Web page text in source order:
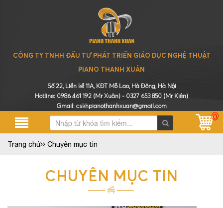
CÔNG TY TNHH ĐẦU TƯ PHÁT TRIỂN GIÁO DỤC NGHỆ THUẬT
PIANO THANH XUÂN
Số 22, Liền kề 11A, KĐT Mỗ Lao, Hà Đông, Hà Nội
Hotline: 0986 461 192 (Mr Xuân) - 0327 653 850 (Mr Kiên)
Gmail: cskhpianothanhxuan@gmail.com
0
Trang chủ Chuyên mục tin
CHUYÊN MỤC TIN